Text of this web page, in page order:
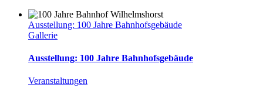
Ausstellung: 100 Jahre Bahnhofsgebäude
Gallerie
Ausstellung: 100 Jahre Bahnhofsgebäude
Veranstaltungen